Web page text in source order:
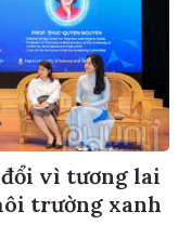
vì tương lai
trường xanh